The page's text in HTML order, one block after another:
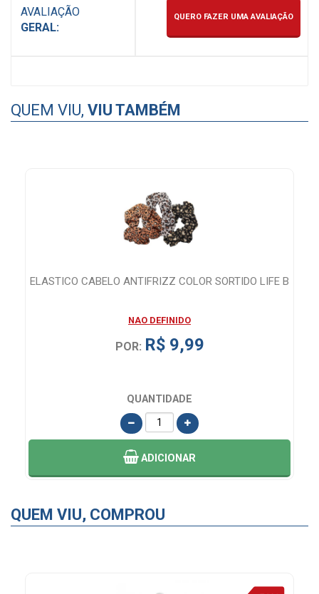
AVALIAÇÃO
GERAL:
QUERO FAZER UMA AVALIAÇÃO
QUEM VIU, VIU TAMBÉM
ELASTICO CABELO ANTIFRIZZ COLOR SORTIDO LIFE B
NAO DEFINIDO
POR: R$ 9,99
QUANTIDADE
ADICIONAR
QUEM VIU, COMPROU